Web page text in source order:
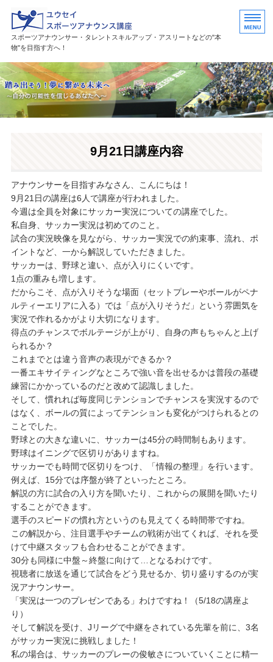
ユウセイスポーツアナウンスス
スポーツアナウンサー・タレントスキルアップ・アスリートなどの"本
物"を目指す方へ！
HOME
講座紹介
活躍中の卒業生・受講生9月21日講座内容
アナウンサーを目指すみなさん、こんにちは！
9月21日の講座は6人で講座が行われました。
今週は全員を対象にサッカー実況についての講座でした。
私自身、サッカー実況は初めてのこと。
試合の実況映像を見ながら、サッカー実況での約束事、流れ、ポ
イントなど、一から解説していただきました。
サッカーは、野球と違い、点が入りにくいです。
1点の重みも増します。
だからこそ、点が入りそうな場面（セットプレーやボールがペナ
ルティーエリアに入る）では「点が入りそうだ」という雰囲気を
実況で作れるかがより大切になります。
得点のチャンスでボルテージが上がり、自身の声もちゃんと上げ
られるか？
これまでとは違う音声の表現ができるか？
一番エキサイティングなところで強い音を出せるかは普段の基礎
練習にかかっているのだと改めて認識しました。
そして、慣れれば毎度同じテンションでチャンスを実況するので
はなく、ボールの質によってテンションも変化がつけられるとの
ことでした。
野球との大きな違いに、サッカーは45分の時間制もあります。
野球はイニングで区切りがありますね。
サッカーでも時間で区切りをつけ、「情報の整理」を行います。
例えば、15分では序盤が終了といったところ。
解説の方に試合の入り方を聞いたり、これからの展開を聞いたり
することができます。
選手のスピードの慣れ方というのも見えてくる時間帯ですね。
この解説から、注目選手やチームの戦術が出てくれば、それを受
けて中継スタッフも合わせることができます。
30分も同様に中盤～終盤に向けて…となるわけです。
視聴者に放送を通じて試合をどう見せるか、切り盛りするのが実
況アナウンサー。
「実況は一つのプレゼンである」わけですね！（5/18の講座よ
り）
そして解説を受け、Jリーグで中継をされている先輩を前に、3名
がサッカー実況に挑戦しました！
私の場合は、サッカーのプレーの俊敏さについていくことに精一